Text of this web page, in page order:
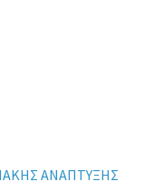
ΑΝΑΠΤΥΞΗΣ